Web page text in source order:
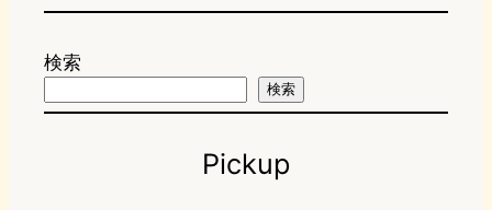
検索
検索
Pickup